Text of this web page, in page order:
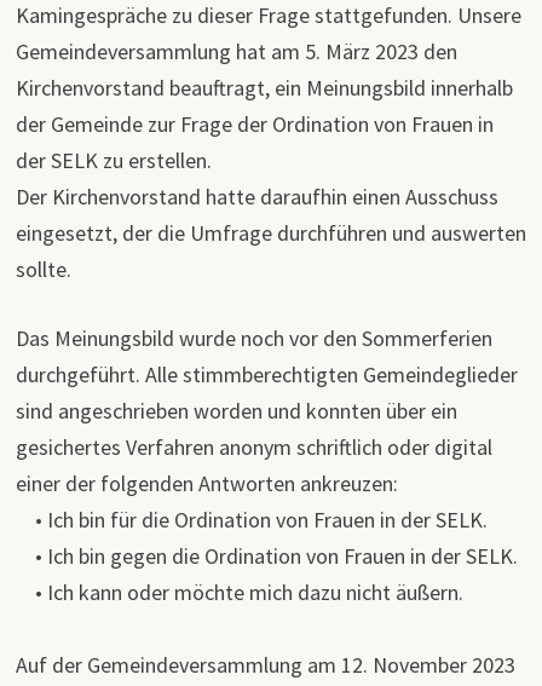
Kamingespräche zu dieser Frage stattgefunden. Unsere
Gemeindeversammlung hat am 5. März 2023 den
Kirchenvorstand beauftragt, ein Meinungsbild innerhalb
der Gemeinde zur Frage der Ordination von Frauen in
der SELK zu erstellen.
Der Kirchenvorstand hatte daraufhin einen Ausschuss
eingesetzt, der die Umfrage durchführen und auswerten
sollte.
Das Meinungsbild wurde noch vor den Sommerferien
durchgeführt. Alle stimmberechtigten Gemeindeglieder
sind angeschrieben worden und konnten über ein
gesichertes Verfahren anonym schriftlich oder digital
einer der folgenden Antworten ankreuzen:
• Ich bin für die Ordination von Frauen in der SELK.
• Ich bin gegen die Ordination von Frauen in der SELK.
• Ich kann oder möchte mich dazu nicht äußern.
Auf der Gemeindeversammlung am 12. November 2023